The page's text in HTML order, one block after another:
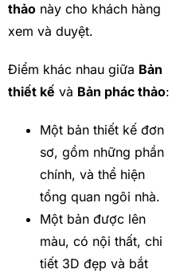
thảo này cho khách hàng
xem và duyệt.
Điểm khác nhau giữa Bản
thiết kế và Bản phác thảo:
Một bản thiết kế đơn
sơ, gồm những phần
chính, và thể hiện
tổng quan ngôi nhà.
Một bản được lên
màu, có nội thất, chi
tiết 3D đẹp và bắt